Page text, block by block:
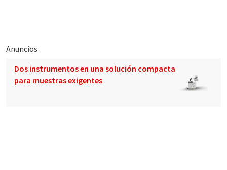
Anuncios
Dos instrumentos en una solución compacta
para muestras exigentes